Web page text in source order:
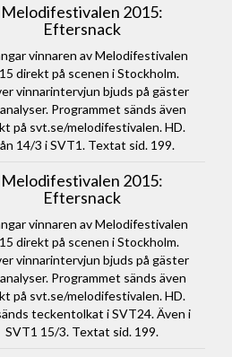
Melodifestivalen 2015:
Eftersnack
vinnaren av Melodifestivalen
direkt på scenen i Stockholm.
vinnarintervjun bjuds på gäster
Programmet sänds även
på svt.se/melodifestivalen. HD.
14/3 i SVT1. Textat sid. 199.
Melodifestivalen 2015:
Eftersnack
vinnaren av Melodifestivalen
direkt på scenen i Stockholm.
vinnarintervjun bjuds på gäster
Programmet sänds även
på svt.se/melodifestivalen. HD.
teckentolkat i SVT24. Även i
SVT1 15/3. Textat sid. 199.